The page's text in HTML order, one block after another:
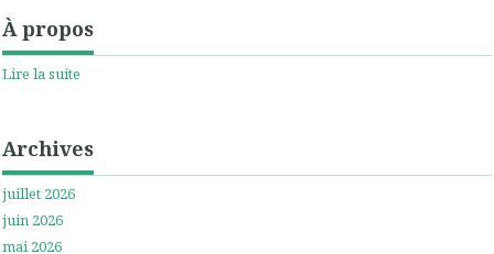
À propos
Lire la suite
Archives
juillet 2026
juin 2026
mai 2026